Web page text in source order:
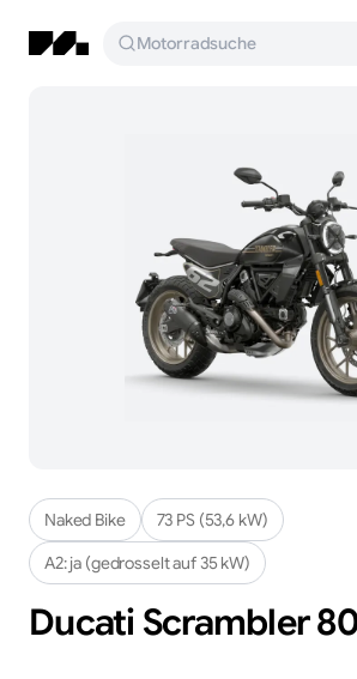
Motorradsuche
Naked Bike
73 PS (53,6 kW)
A2:ja (gedrosselt auf 35 kW)
DucatiScrambler